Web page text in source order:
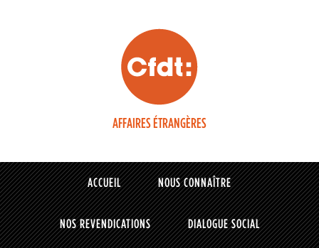
AFFAIRES ÉTRANGÈRES
ACCUEIL NOUS CONNAÎTRE
NOS REVENDICATIONS DIALOGUE SOCIAL